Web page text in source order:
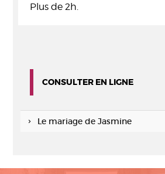
Plus de 2h.
CONSULTER EN LIGNE
Le mariage de Jasmine